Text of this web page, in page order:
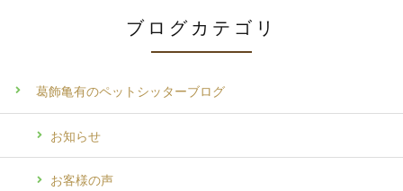
ブログカテゴリ
葛飾亀有のペットシッターブログ
お知らせ
お客様の声